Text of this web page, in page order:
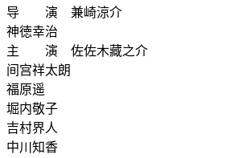
导 演 兼崎涼介
神徳幸治
主 演 佐佐木藏之介
间宫祥太朗
福原遥
堀内敬子
吉村界人
中川知香